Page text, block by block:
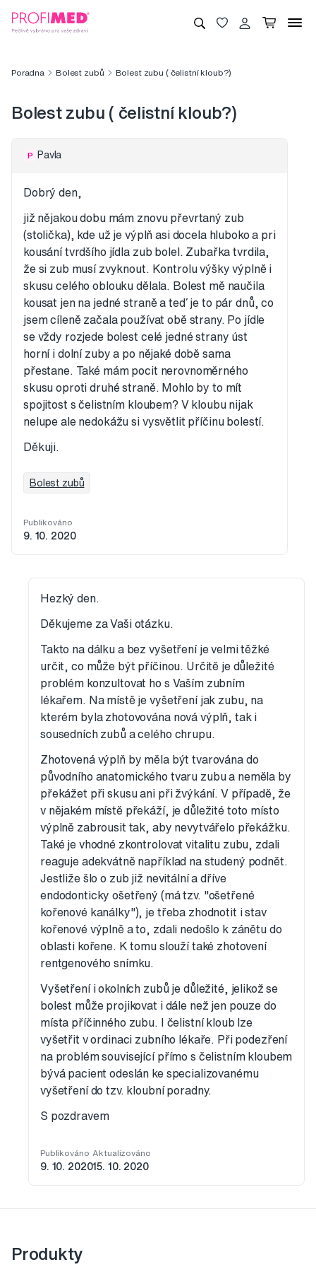
Poradna Bolest zubů Bolest zubu ( čelistní kloub?)
Bolest zubu ( čelistní kloub?)
P Pavla
Dobrý den,
již nějakou dobu mám znovu převrtaný zub
(stolička), kde už je výplň asi docela hluboko a pri
kousání tvrdšího jídla zub bolel. Zubařka tvrdila,
že si zub musí zvyknout. Kontrolu výšky výplně i
skusu celého oblouku dělala. Bolest mě naučila
kousat jen na jedné straně a teď je to pár dnů, co
jsem cíleně začala používat obě strany. Po jídle
se vždy rozjede bolest celé jedné strany úst
horní i dolní zuby a po nějaké době sama
přestane. Také mám pocit nerovnoměrného
skusu oproti druhé straně. Mohlo by to mít
spojitost s čelistním kloubem? V kloubu nijak
nelupe ale nedokážu si vysvětlit příčinu bolestí.
Děkuji.
Bolest zubů
Publikováno
9. 10. 2020
Hezký den.
Děkujeme za Vaši otázku.
Takto na dálku a bez vyšetření je velmi těžké
určit, co může být příčinou. Určitě je důležité
problém konzultovat ho s Vaším zubním
lékařem. Na místě je vyšetření jak zubu, na
kterém byla zhotovována nová výplň, tak i
sousedních zubů a celého chrupu.
Zhotovená výplň by měla být tvarována do
původního anatomického tvaru zubu a neměla by
překážet při skusu ani při žvýkání. V případě, že
v nějakém místě překáží, je důležité toto místo
výplně zabrousit tak, aby nevytvářelo překážku.
Také je vhodné zkontrolovat vitalitu zubu, zdali
reaguje adekvátně například na studený podnět.
Jestliže šlo o zub již nevitální a dříve
endodonticky ošetřený (má tzv. "ošetřené
kořenové kanálky"), je třeba zhodnotit i stav
kořenové výplně a to, zdali nedošlo k zánětu do
oblasti kořene. K tomu slouží také zhotovení
rentgenového snímku.
Vyšetření i okolních zubů je důležité, jelikož se
bolest může projikovat i dále než jen pouze do
místa příčinného zubu. I čelistní kloub lze
vyšetřit v ordinaci zubního lékaře. Při podezření
na problém související přímo s čelistním kloubem
bývá pacient odeslán ke specializovanému
vyšetření do tzv. kloubní poradny.
S pozdravem
Publikováno
9. 10. 2020
Aktualizováno
15. 10. 2020
Produkty